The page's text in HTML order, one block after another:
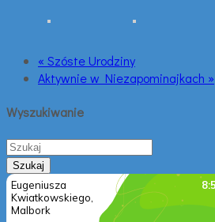
« Szóste Urodziny
Aktywnie w Niezapominajkach »
Wyszukiwanie